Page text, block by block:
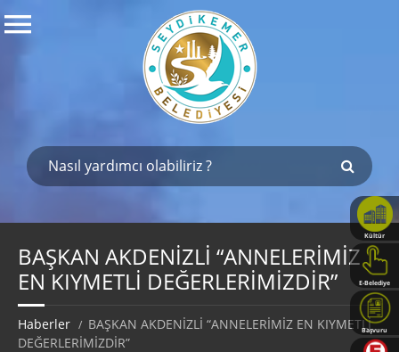
Kültür
Haritası
E-Belediye
Başvuru
Rehberi
BAŞKAN AKDENİZLİ “ANNELERİMİZ
EN KIYMETLİ DEĞERLERİMİZDİR”
Haberler
BAŞKAN AKDENİZLİ “ANNELERİMİZ EN KIYMETLİ
DEĞERLERİMİZDİR”